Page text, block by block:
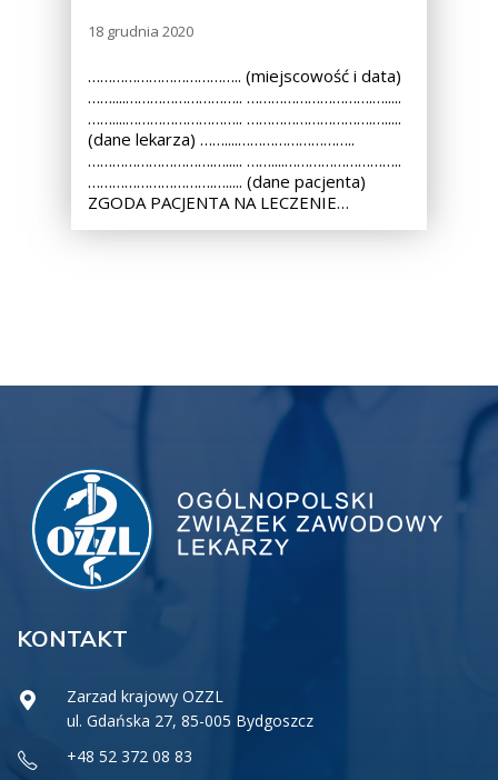
18 grudnia 2020
……………………………….. (miejscowość i data)
……....……………………….. ………………………….….....
……....……………………….. ………………………….….....
(dane lekarza) ……....………………………..
………………………….…..... ……....………………………..
………………………….…..... (dane pacjenta)
ZGODA PACJENTA NA LECZENIE…
KONTAKT
Zarzad krajowy OZZL
ul. Gdańska 27, 85-005 Bydgoszcz
+48 52 372 08 83